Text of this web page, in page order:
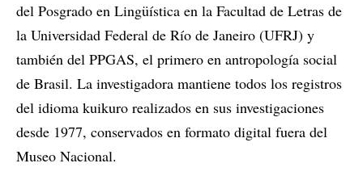
del Posgrado en Lingüística en la Facultad de Letras de
la Universidad Federal de Río de Janeiro (UFRJ) y
también del PPGAS, el primero en antropología social
de Brasil. La investigadora mantiene todos los registros
del idioma kuikuro realizados en sus investigaciones
desde 1977, conservados en formato digital fuera del
Museo Nacional.